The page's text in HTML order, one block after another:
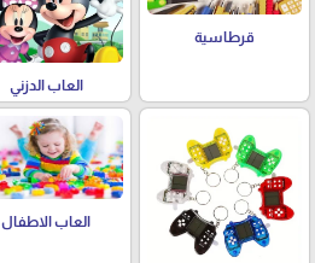
قرطاسية
العاب الدزني
العاب الاطفال